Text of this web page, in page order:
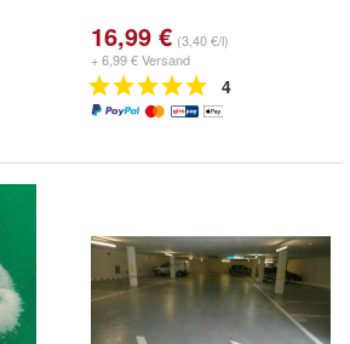
16,99 € (3,40 €/l)
+ 6,99 € Versand
4